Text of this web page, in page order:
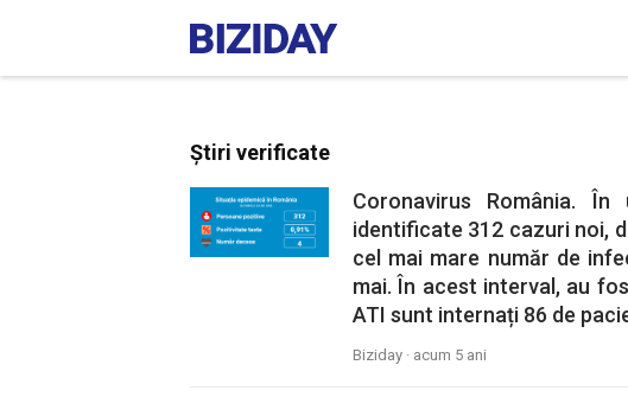
Știri verificate
Coronavirus România.
identificate 312 cazuri noi,
cel mai mare număr de
mai. În acest interval, au
ATI sunt internați 86 de
Biziday · acum 5 ani